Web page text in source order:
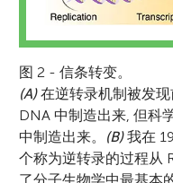
图 2 - 信条转变。
(A)在逆转录机制被发现
DNA 中制造出来, 但科
中制造出来。 (B)我在
个称为逆转录的过程从